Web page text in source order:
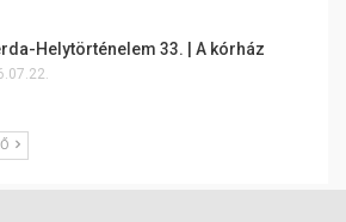
Helytörténelem 33. | A kórház